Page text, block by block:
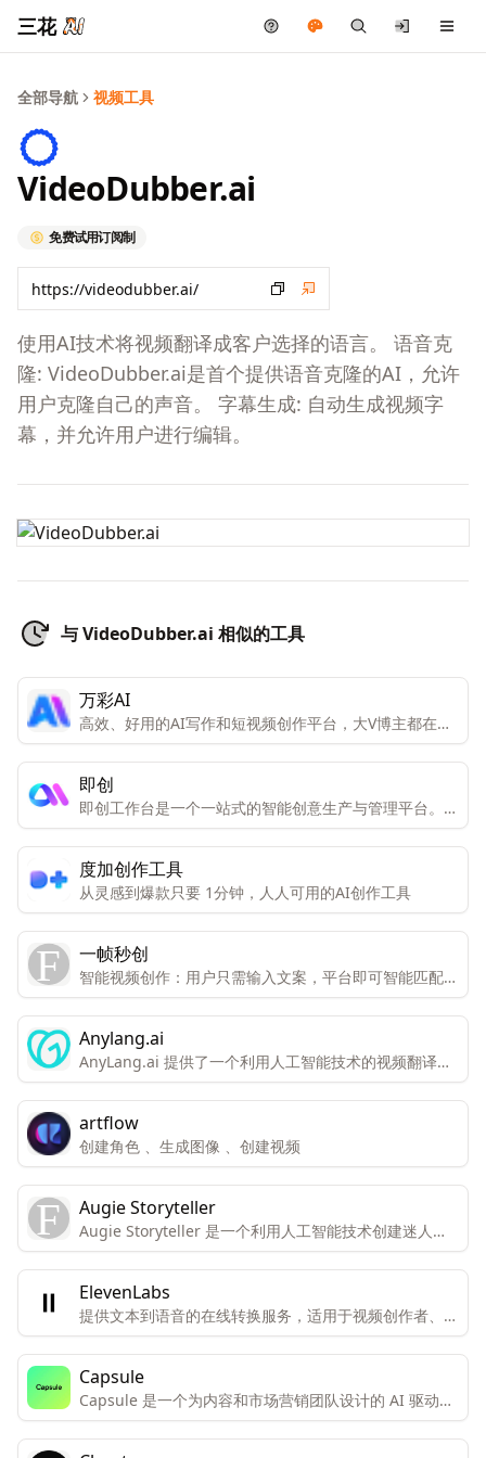
三花
全部导航 视频工具
VideoDubber.ai
免费试用订阅制
使用AI技术将视频翻译成客户选择的语言。 语音克
隆: VideoDubber.ai是首个提供语音克隆的AI，允许
用户克隆自己的声音。 字幕生成: 自动生成视频字
幕，并允许用户进行编辑。
与 VideoDubber.ai 相似的工具
万彩AI
高效、好用的AI写作和短视频创作平台，大V博主都在
用。一键生成令人拍案叫绝的原创内容，大幅提高你的工
作效率
即创
即创工作台是一个一站式的智能创意生产与管理平台。它
集成了视频创作、图文创作、直播创作等多种创意工具,
可以通过AI的力量大大提高创作效率。
度加创作工具
从灵感到爆款只要 1分钟，人人可用的AI创作工具
一帧秒创
智能视频创作：用户只需输入文案，平台即可智能匹配图
文，一键生成视频。 数字人播报平台：提供数字分身，
实现AI新主播的视频播报与直播服务。 智能文案写作：
AI助力，快速生成高品质文案内容。 智能绘画生成：输
入Prompt，即可生成画作，创作高品质素材。
Anylang.ai
AnyLang.ai 提供了一个利用人工智能技术的视频翻译平
台，旨在帮助用户跨越语言障碍，提高视频内容的全球可
访问性和参与度。
artflow
创建角色 、生成图像 、创建视频
Augie Storyteller
Augie Storyteller 是一个利用人工智能技术创建迷人的
睡前故事的服务，它通过生成的视频片段来实现。
ElevenLabs
提供文本到语音的在线转换服务，适用于视频创作者、开
发者和企业。
Capsule
Capsule 是一个为内容和市场营销团队设计的 AI 驱动视
频编辑器。它旨在使视频编辑和添加动态图形的速度提高
10 倍，并且更简单易用。